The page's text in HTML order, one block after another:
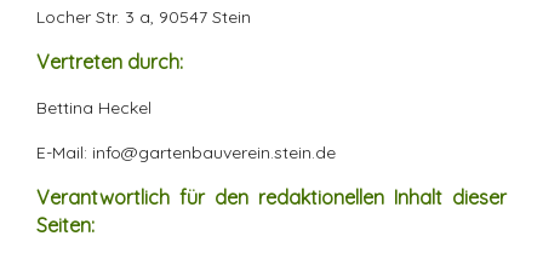
Locher Str. 3 a, 90547 Stein
Vertreten durch:
Bettina Heckel
E-Mail: info@gartenbauverein.stein.de
Verantwortlich für den redaktionellen Inhalt dieser
Seiten: